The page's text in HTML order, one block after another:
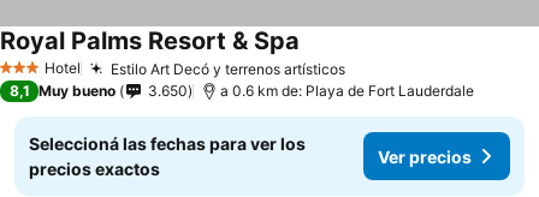
3 Estrellas
Hotel Estilo Art Decó y terrenos artísticosVer precios
Royal Palms Resort & Spa
8,1 Muy bueno 3.650 a 0.6 km de: Playa de Fort Lauderdale
Seleccioná las fechas para ver los
precios exactos
Ver precios